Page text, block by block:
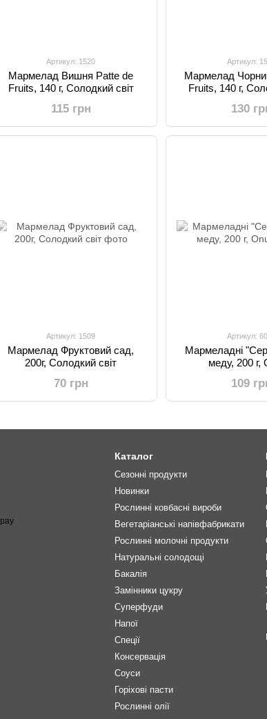
Артикул: 1520
Мармелад Вишня Patte de
Fruits, 140 г, Солодкий світ
115 грн
Артикул:
Мармелад
Fruits, 140 г,
130
Артикул: 1509
Мармелад Фруктовий сад,
200г, Солодкий світ
70 грн
Артикул:
Мармеладні
меду, 200 г,
109
Каталог
Сезонні продукти
Новинки
Рослинні ковбасні вироби
Вегетаріанські напівфабрикати
Рослинні молочні продукти
Натуральні солодощі
Бакалія
Замінники цукру
Суперфуди
Напої
Спеції
Консервація
Соуси
Горіхові пасти
Рослинні олії